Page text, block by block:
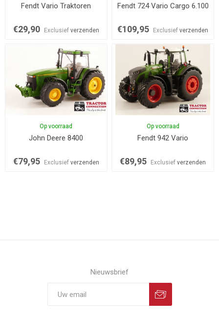
Fendt Vario Traktoren
€29,90 Exclusief verzenden
Fendt 724 Vario Cargo 6.100
€109,95 Exclusiefverzenden
Op voorraad
John Deere 8400
€79,95 Exclusief verzenden
Op voorraad
Fendt 942 Vario
€89,95 Exclusiefverzenden
Nieuwsbrief